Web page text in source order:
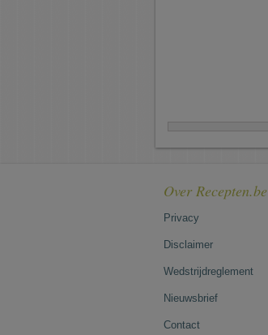
Over Recepten.be
Privacy
Disclaimer
Wedstrijdreglement
Nieuwsbrief
Contact